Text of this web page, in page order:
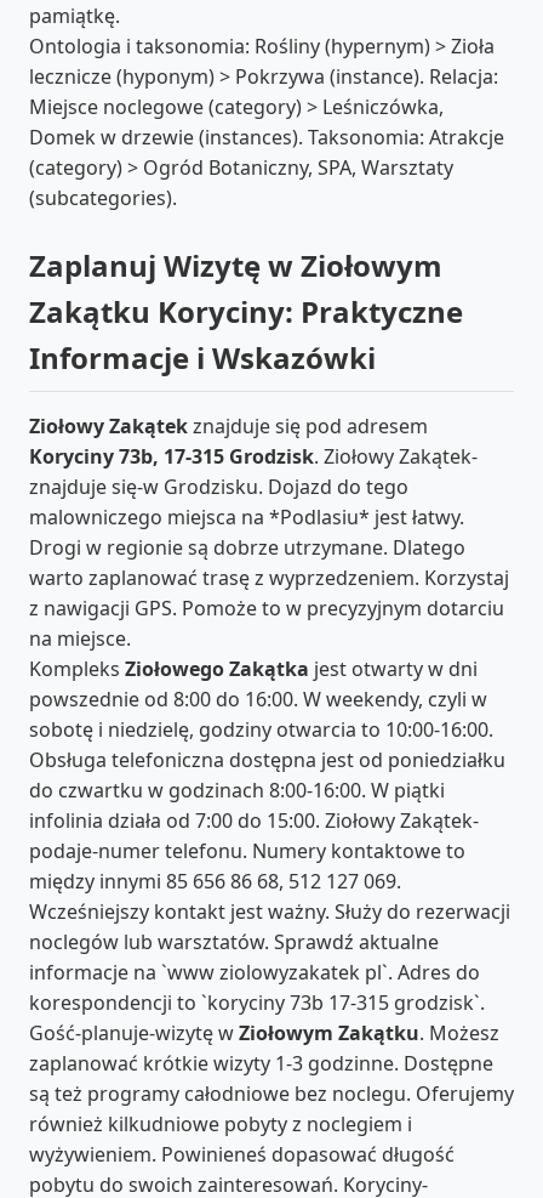
pamiątkę.
Ontologia i taksonomia: Rośliny (hypernym) > Zioła
lecznicze (hyponym) > Pokrzywa (instance). Relacja:
Miejsce noclegowe (category) > Leśniczówka,
Domek w drzewie (instances). Taksonomia: Atrakcje
(category) > Ogród Botaniczny, SPA, Warsztaty
(subcategories).
Zaplanuj Wizytę w Ziołowym
Zakątku Koryciny: Praktyczne
Informacje i Wskazówki
Ziołowy Zakątekznajduje się pod adresem
Koryciny 73b, 17-315 Grodzisk. Ziołowy Zakątek-
znajduje się-w Grodzisku. Dojazd do tego
malowniczego miejsca na *Podlasiu* jest łatwy.
Drogi w regionie są dobrze utrzymane. Dlatego
warto zaplanować trasę z wyprzedzeniem. Korzystaj
z nawigacji GPS. Pomoże to w precyzyjnym dotarciu
na miejsce.
Kompleks Ziołowego Zakątka jest otwarty w dni
powszednie od 8:00 do 16:00. W weekendy, czyli w
sobotę i niedzielę, godziny otwarcia to 10:00-16:00.
Obsługa telefoniczna dostępna jest od poniedziałku
do czwartku w godzinach 8:00-16:00. W piątki
infolinia działa od 7:00 do 15:00. Ziołowy Zakątek-
podaje-numer telefonu. Numery kontaktowe to
między innymi 85 656 86 68, 512 127 069.
Wcześniejszy kontakt jest ważny. Służy do rezerwacji
noclegów lub warsztatów. Sprawdź aktualne
informacje na `www ziolowyzakatek pl`. Adres do
korespondencji to `koryciny 73b 17-315 grodzisk`.
Gość-planuje-wizytę wZiołowym Zakątku. Możesz
zaplanować krótkie wizyty 1-3 godzinne. Dostępne
są też programy całodniowe bez noclegu. Oferujemy
również kilkudniowe pobyty z noclegiem i
wyżywieniem. Powinieneś dopasować długość
pobytu do swoich zainteresowań. Koryciny-